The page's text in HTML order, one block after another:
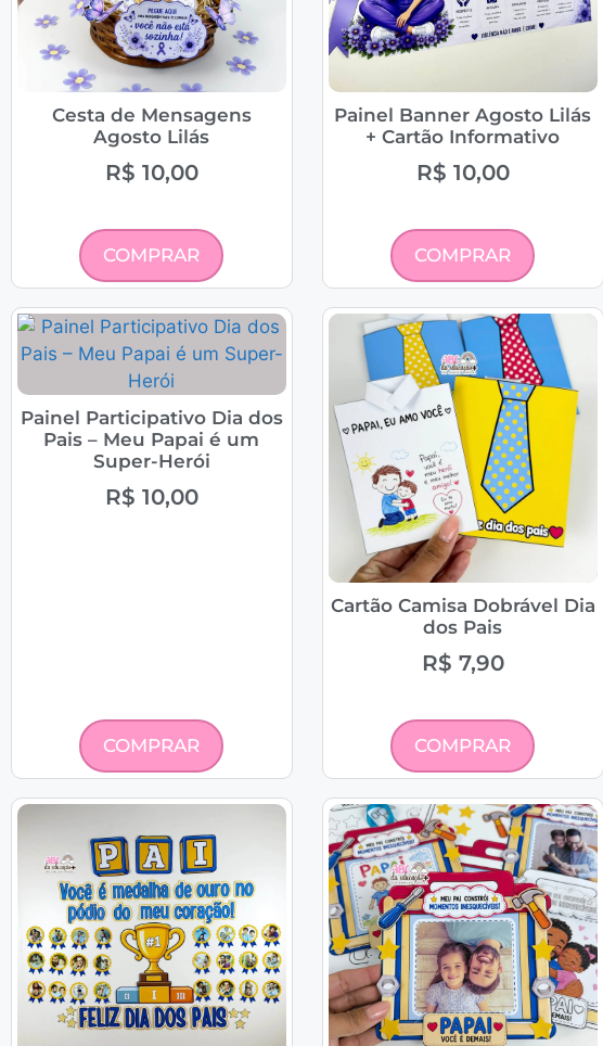
Cesta de Mensagens
Agosto Lilás
R$ 10,00
COMPRAR
Painel Banner Agosto Lilás
+ Cartão Informativo
R$ 10,00
COMPRAR
Painel Participativo Dia dos
Pais – Meu Papai é um
Super-Herói
R$ 10,00
COMPRAR
Cartão Camisa Dobrável Dia
dos Pais
R$ 7,90
COMPRAR